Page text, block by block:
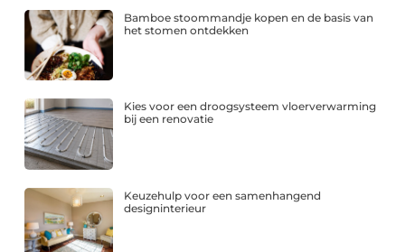
Bamboe stoommandje kopen en de basis van
het stomen ontdekken
Kies voor een droogsysteem vloerverwarming
bij een renovatie
Keuzehulp voor een samenhangend
designinterieur